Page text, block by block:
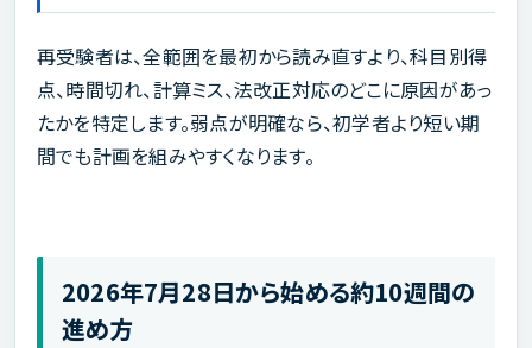
再受験者は、全範囲を最初から読み直すより、科目別得
点、時間切れ、計算ミス、法改正対応のどこに原因があっ
たかを特定します。弱点が明確なら、初学者より短い期
間でも計画を組みやすくなります。
2026年7月28日から始める約10週間の
進め方